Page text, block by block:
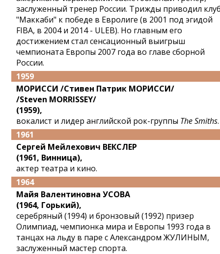
заслуженный тренер России. Трижды приводил
"Маккаби" к победе в Евролиге (в 2001 под эгидой
FIBA, в 2004 и 2014 - ULEB). Но главным его
достижением стал сенсационный выигрыш
чемпионата Европы 2007 года во главе сборной
России.
1959
МОРИССИ /Стивен Патрик МОРИССИ/
/Steven MORRISSEY/
(1959),
вокалист и лидер английской рок-группы The Smiths.
1961
Сергей Мейлехович ВЕКСЛЕР
(1961, Винница),
актер театра и кино.
1964
Майя Валентиновна УСОВА
(1964, Горький),
серебряный (1994) и бронзовый (1992) призер
Олимпиад, чемпионка мира и Европы 1993 года в
танцах на льду в паре с Александром ЖУЛИНЫМ,
заслуженный мастер спорта.